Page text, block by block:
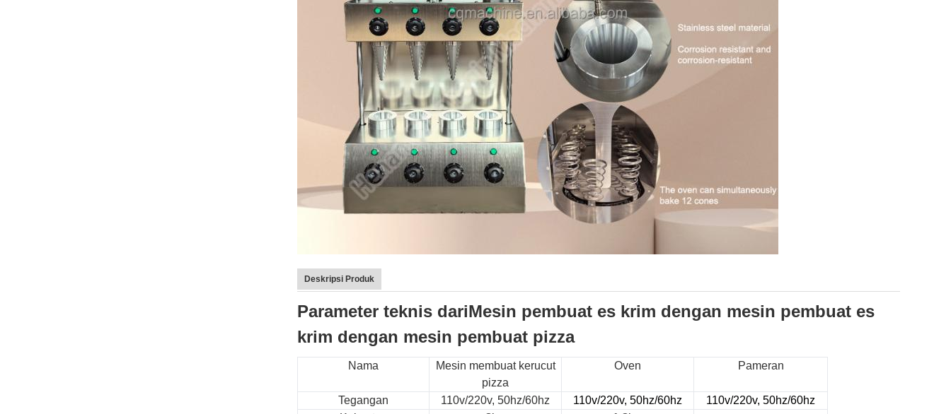
Deskripsi Produk
Parameter teknis dariMesin pembuat es krim dengan mesin pembuat es
krim dengan mesin pembuat pizza
Nama
Mesin membuat kerucut
pizza
Oven Pameran
Tegangan 110v/220v, 50hz/60hz 110v/220v, 50hz/60hz
110v/220v, 50hz/60hz